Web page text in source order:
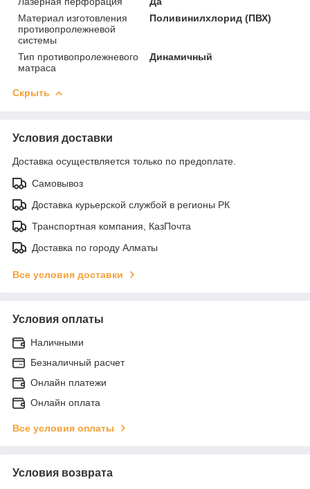
Материал изготовления
противопролежневой
системы
Поливинилхлорид (ПВХ)
Тип противопролежневого
матраса
Динамичный
Скрыть
Условия доставки
Доставка осуществляется только по предоплате.
Самовывоз
Доставка курьерской службой в регионы РК
Транспортная компания, КазПочта
Доставка по городу Алматы
Все условия доставки
Условия оплаты
Наличными
Безналичный расчет
Онлайн платежи
Онлайн оплата
Все условия оплаты
Условия возврата